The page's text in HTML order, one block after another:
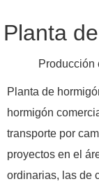
Planta
Producción
Planta de
hormigón
transporte por
proyectos en el
ordinarias, las de